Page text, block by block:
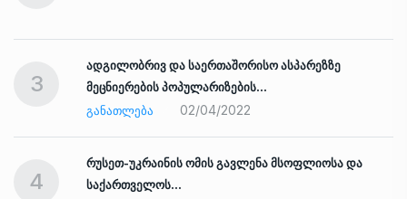
3
ადგილობრივ და საერთაშორისო ასპარეზზე
მეცნიერების პოპულარიზების…
ᲒᲐᲜᲐᲗᲚᲔᲑᲐ
02/04/2022
4
რუსეთ-უკრაინის ომის გავლენა მსოფლიოსა და
საქართველოს…